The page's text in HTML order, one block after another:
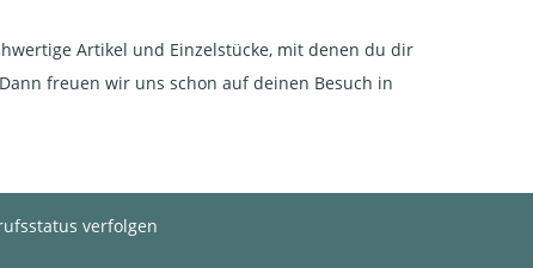
Artikel und Einzelstücke, mit denen du dir
freuen wir uns schon auf deinen Besuch in
verfolgen